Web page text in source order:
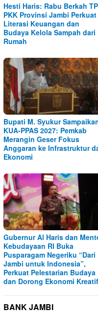
Hesti Haris: Rabu Berkah TP
PKK Provinsi Jambi Perkuat
Literasi Keuangan dan
Budaya Kelola Sampah dari
Rumah
Bupati M. Syukur
KUA-PPAS 2027: Pemkab
Merangin Geser Fokus
Anggaran ke Infrastruktur
Ekonomi
Gubernur Al Haris dan
Kebudayaan RI Buka
Pusparagam Negeriku “Dari
Jambi untuk Indonesia”,
Perkuat Pelestarian Budaya
dan Dorong Ekonomi Kreatif
BANK JAMBI